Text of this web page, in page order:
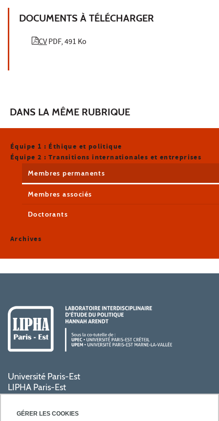
GÉRER LES COOKIES
DOCUMENTS À TÉLÉCHARGER
CVPDF, 491 Ko
DANS LA MÊME RUBRIQUE
Équipe 1 : Éthique et politique
Équipe 2 : Transitions internationales et entreprises
Membres permanents
Membres associés
Doctorants
Archives
Université Paris-Est
LIPHA Paris-Est
Campus Centre de Créteil
61, avenue du Général de Gaulle